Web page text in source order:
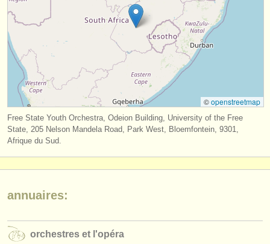
orchestres et l'opéra
orchestres de jeunes
musicalchairs:
a propos de musicalchairs
contactez nous
rss feeds
ajouter votre annonce
©openstreetmap
Free State Youth Orchestra, Odeion Building, University of the Free
State, 205 Nelson Mandela Road, Park West, Bloemfontein, 9301,
Afrique du Sud.
annuaires:
orchestres et l'opéra